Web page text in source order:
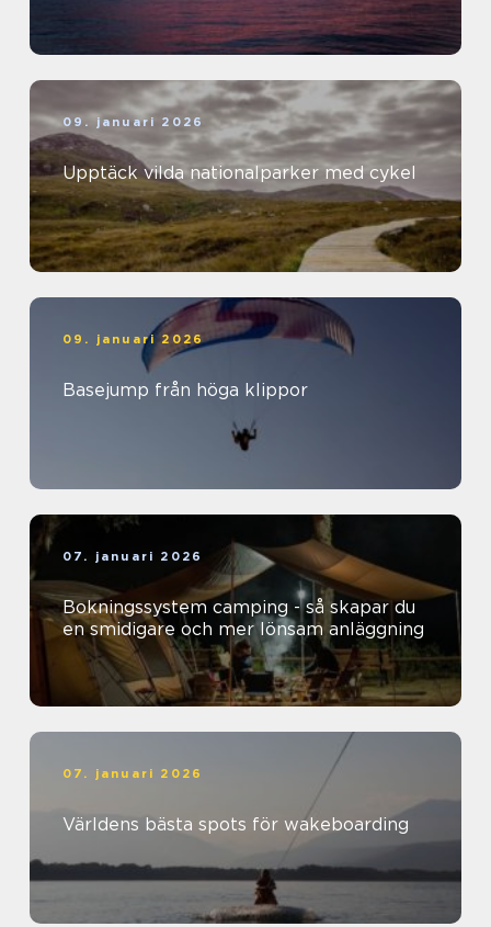
09. januari 2026
Upptäck vilda nationalparker med cykel
09. januari 2026
Basejump från höga klippor
07. januari 2026
Bokningssystem camping - så skapar du
en smidigare och mer lönsam anläggning
07. januari 2026
Världens bästa spots för wakeboarding